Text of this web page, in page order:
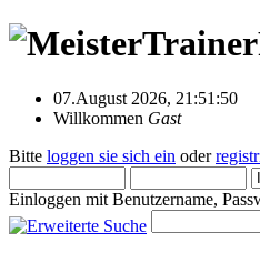
07.August 2026, 21:51:50
Willkommen Gast
Bitte loggen sie sich ein oder
Einloggen mit Benutzername,